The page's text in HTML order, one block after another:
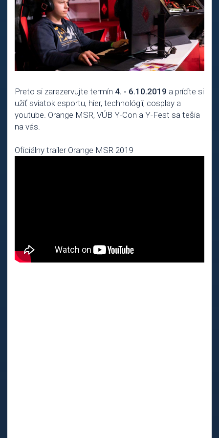
Preto si zarezervujte termín 4. - 6.10.2019 a príďte si
užiť sviatok esportu, hier, technológií, cosplay a
youtube. Orange MSR, VÚB Y-Con a Y-Fest sa tešia
na vás.
Oficiálny trailer Orange MSR 2019